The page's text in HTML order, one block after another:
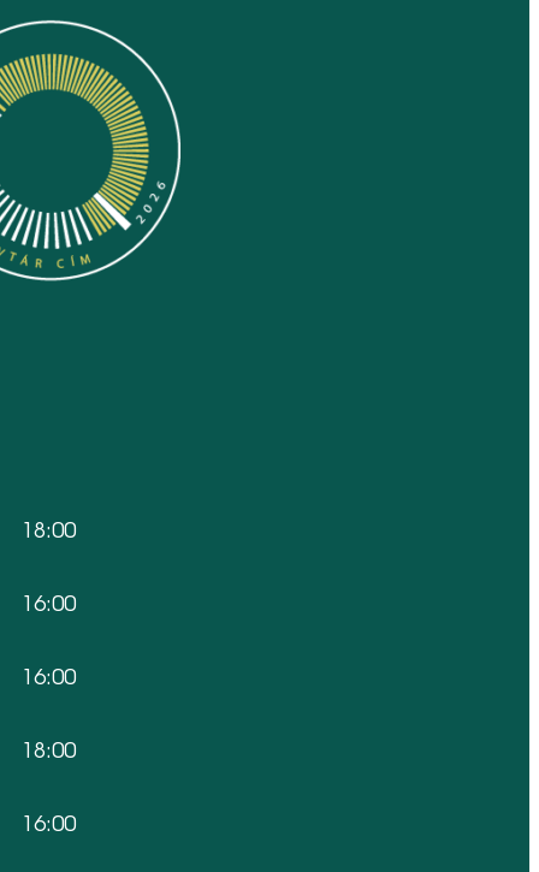
18:00
16:00
16:00
18:00
16:00